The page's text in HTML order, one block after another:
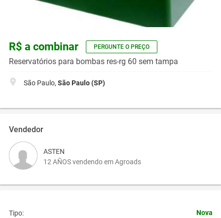
R$ a combinar PERGUNTE O PREÇO
Reservatórios para bombas res-rg 60 sem tampa
São Paulo, São Paulo (SP)
Vendedor
ASTEN
12 AÑOS vendendo em Agroads
Tipo: Nova